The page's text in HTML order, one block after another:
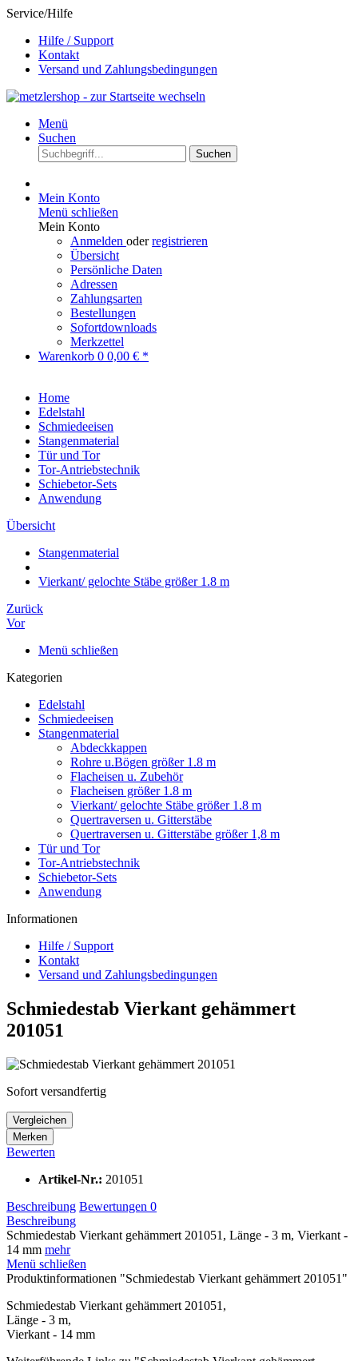
Service/Hilfe
Hilfe / Support
Kontakt
Versand und Zahlungsbedingungen
Menü
Suchen
Suchen
Mein Konto
Menü schließen
Mein Konto
Anmelden oderregistrieren
Übersicht
Persönliche Daten
Adressen
Zahlungsarten
Bestellungen
Sofortdownloads
Merkzettel
Warenkorb 0 0,00 € *
Home
Edelstahl
Schmiedeeisen
Stangenmaterial
Tür und Tor
Tor-Antriebstechnik
Schiebetor-Sets
Anwendung
Übersicht
Stangenmaterial
Vierkant/ gelochte Stäbe größer 1.8 m
Zurück
Vor
Menü schließen
Kategorien
Edelstahl
Schmiedeeisen
Stangenmaterial
Abdeckkappen
Rohre u.Bögen größer 1.8 m
Flacheisen u. Zubehör
Flacheisen größer 1.8 m
Vierkant/ gelochte Stäbe größer 1.8 m
Quertraversen u. Gitterstäbe
Quertraversen u. Gitterstäbe größer 1,8 m
Tür und Tor
Tor-Antriebstechnik
Schiebetor-Sets
Anwendung
Informationen
Hilfe / Support
Kontakt
Versand und Zahlungsbedingungen
Schmiedestab Vierkant gehämmert
201051
Sofort versandfertig
Vergleichen
Merken
Bewerten
Artikel-Nr.: 201051
Beschreibung Bewertungen 0
Beschreibung
Schmiedestab Vierkant gehämmert 201051, Länge - 3 m, Vierkant -
14 mm mehr
Menü schließen
Produktinformationen "Schmiedestab Vierkant gehämmert 201051"
Schmiedestab Vierkant gehämmert 201051,
Länge - 3 m,
Vierkant - 14 mm